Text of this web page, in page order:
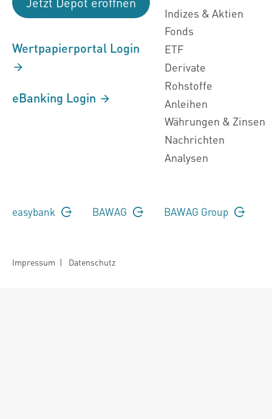
Wertpapierportal Login
eBanking Login
Indizes & Aktien
Fonds
ETF
Derivate
Rohstoffe
Anleihen
Währungen & Zinsen
Nachrichten
Analysen
easybank BAWAG BAWAG Group
Impressum | Datenschutz